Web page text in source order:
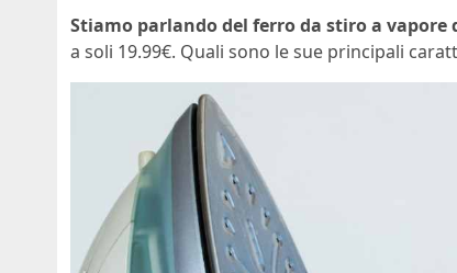
Stiamo parlando del ferro da stiro a vapore
a soli 19.99€. Quali sono le sue principali